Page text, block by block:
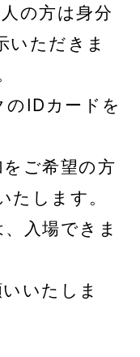
の方は身分
いただきま
IDカードを
ご希望の方
たします。
入場できま
いたしま